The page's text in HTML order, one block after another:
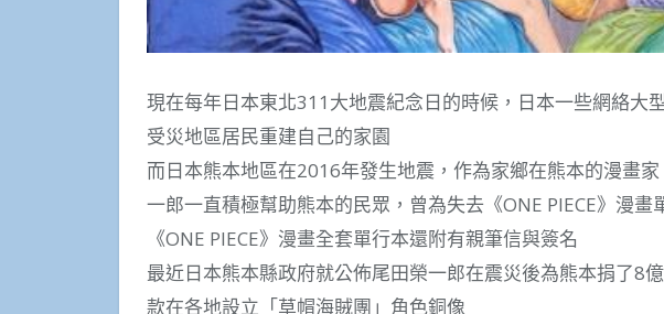
現在每年日本東北311大地震紀念日的時候，日本一些網絡大
受災地區居民重建自己的家園
而日本熊本地區在2016年發生地震，作為家鄉在熊本的漫畫家
一郎一直積極幫助熊本的民眾，曾為失去《ONE PIECE》漫
《ONE PIECE》漫畫全套單行本還附有親筆信與簽名
最近日本熊本縣政府就公佈尾田榮一郎在震災後為熊本捐了8
款在各地設立「草帽海賊團」角色銅像